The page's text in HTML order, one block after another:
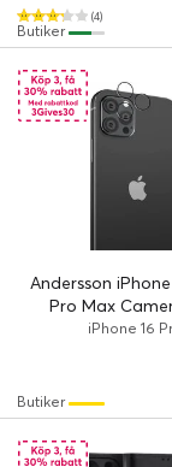
(4)
Butiker
Andersson
Pro Max
protectoriPhone 16
Butiker